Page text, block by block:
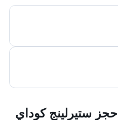
حجز ستيرلينج كوداي